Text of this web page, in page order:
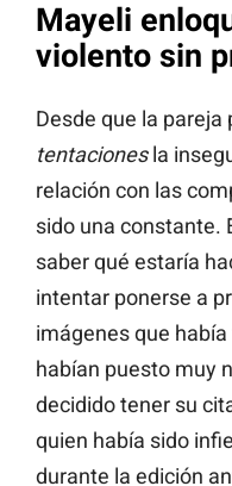
Mayeli
violento sin
Desde que la pareja
tentacionesla
relación con las
sido una constante.
saber qué estaría
intentar ponerse a
imágenes que
habían puesto muy
decidido tener su
quien había sido
durante la edición